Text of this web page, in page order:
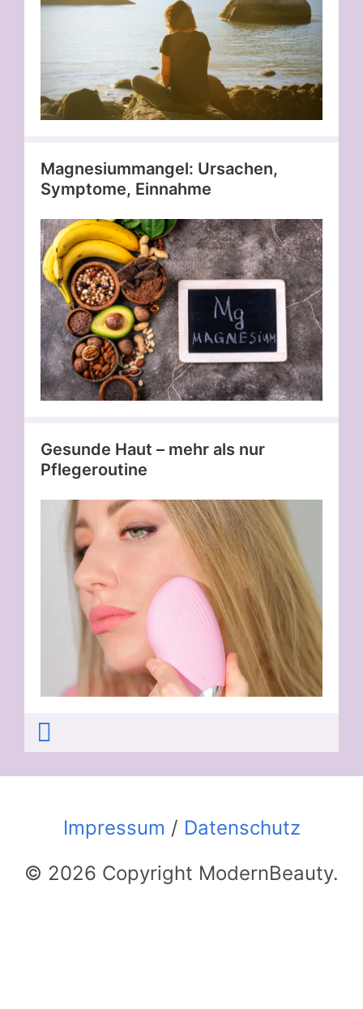
Magnesiummangel: Ursachen,
Symptome, Einnahme
Gesunde Haut – mehr als nur
Pflegeroutine
Impressum / Datenschutz
© 2026 Copyright ModernBeauty.